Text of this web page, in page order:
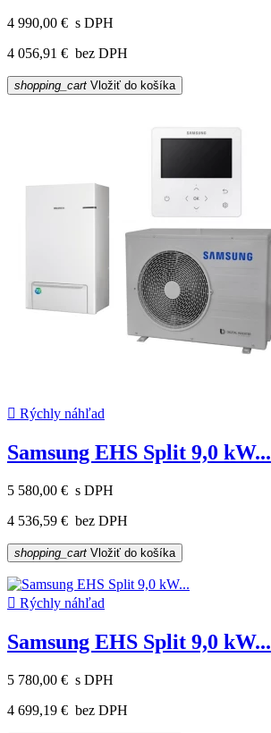
4 990,00 € s DPH
4 056,91 € bez DPH
shopping_cart Vložiť do košíka
 Rýchly náhľad
Samsung EHS Split 9,0 kW...
5 580,00 € s DPH
4 536,59 € bez DPH
shopping_cart Vložiť do košíka
 Rýchly náhľad
Samsung EHS Split 9,0 kW...
5 780,00 € s DPH
4 699,19 € bez DPH